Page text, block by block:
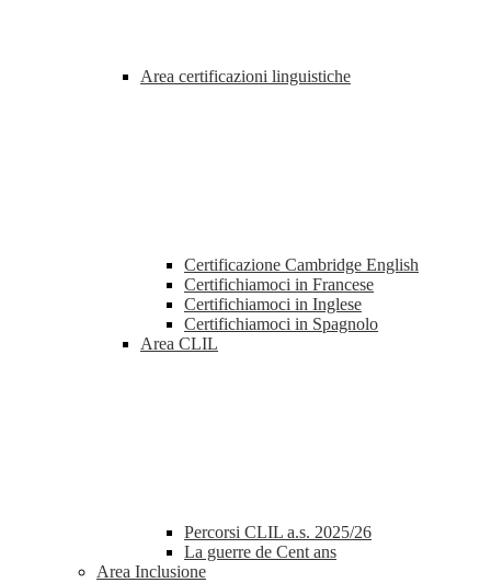
Area certificazioni linguistiche
Certificazione Cambridge English
Certifichiamoci in Francese
Certifichiamoci in Inglese
Certifichiamoci in Spagnolo
Area CLIL
Percorsi CLIL a.s. 2025/26
La guerre de Cent ans
Area Inclusione